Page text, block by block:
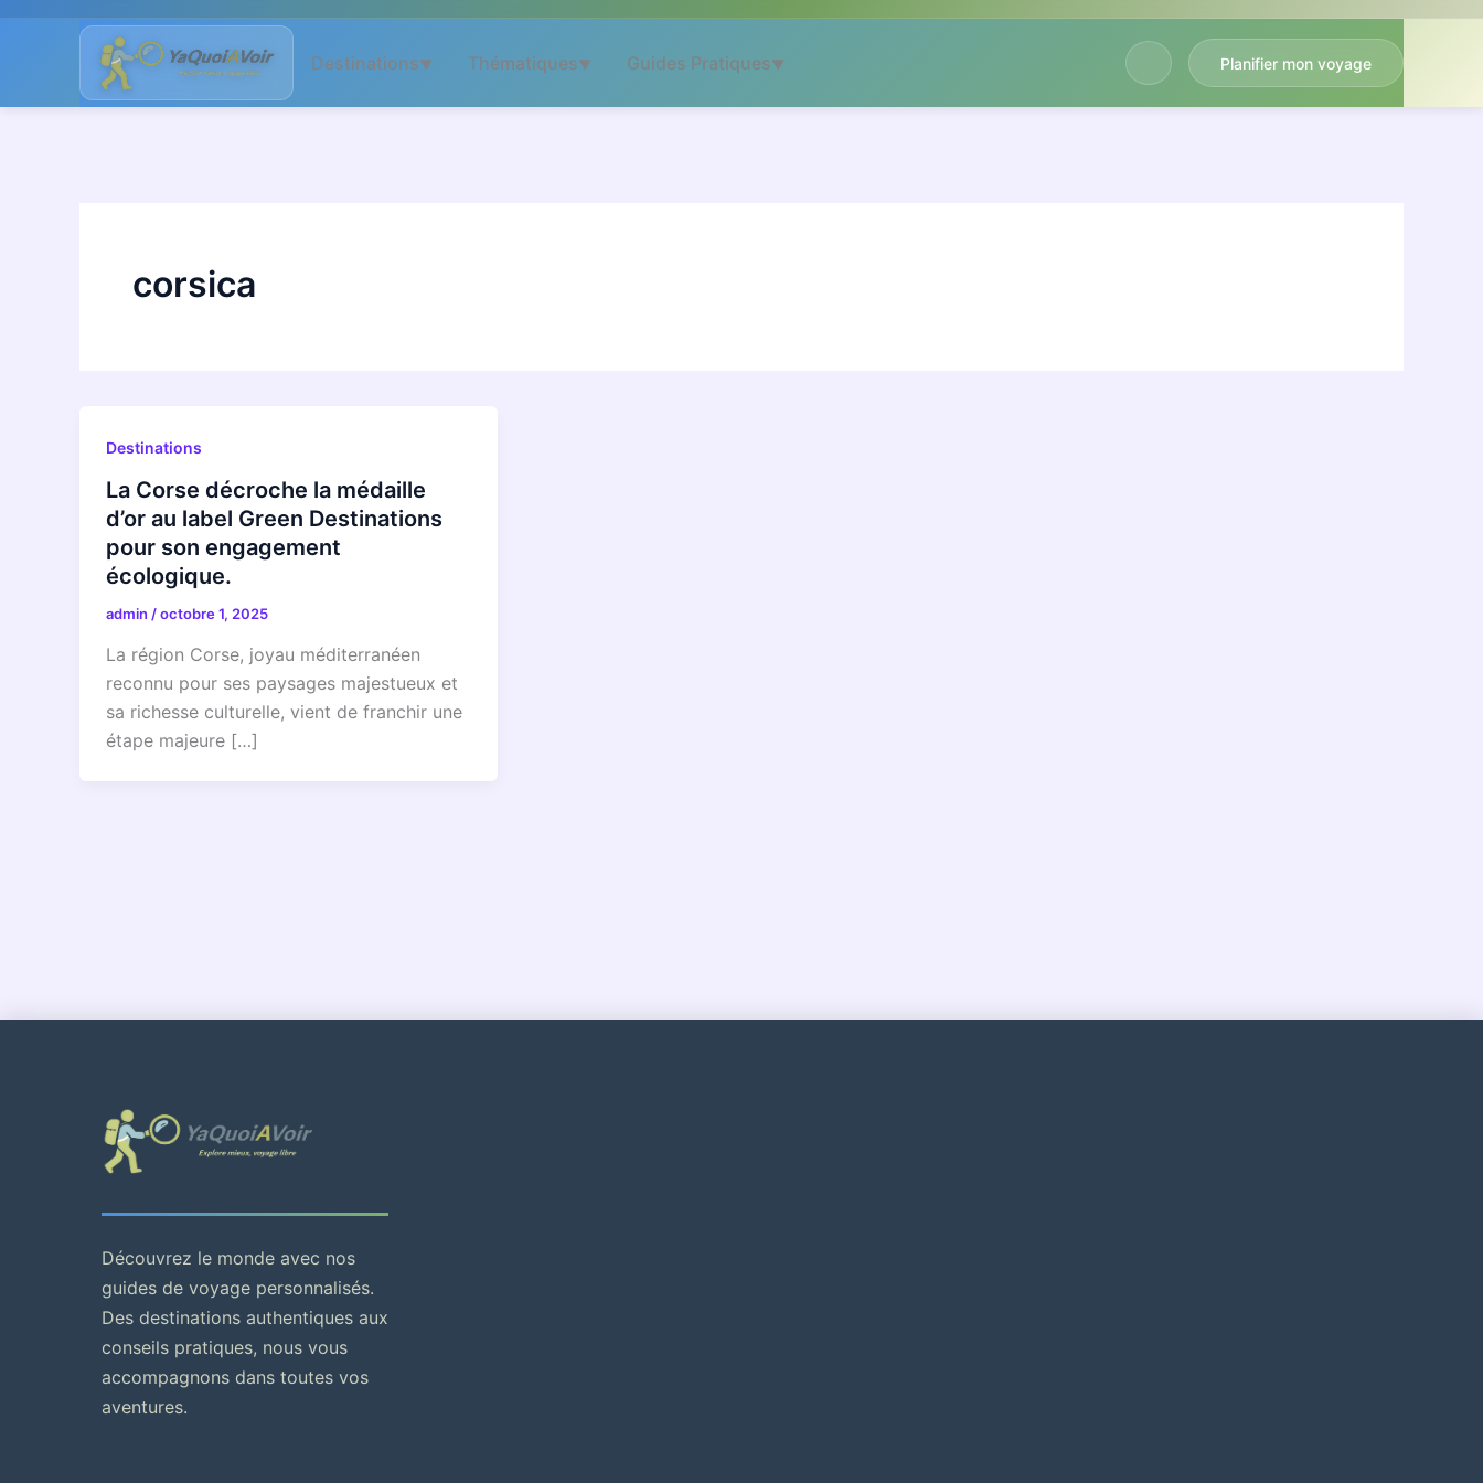
Aller
Destinations▼ Thématiques▼ Guides Pratiques ▼ Planifier mon voyage
corsica
Destinations
La Corse décroche la médaille
d’or au label Green Destinations
pour son engagement
écologique.
admin /octobre 1, 2025
La région Corse, joyau méditerranéen
reconnu pour ses paysages majestueux et
sa richesse culturelle, vient de franchir une
étape majeure […]
Découvrez le monde avec nos
guides de voyage personnalisés.
Des destinations authentiques aux
conseils pratiques, nous vous
accompagnons dans toutes vos
aventures.